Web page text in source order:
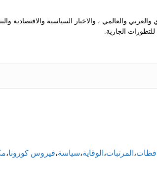
والعالمي ، والاخبار السياسية والاقتصادية
الجارية.
،المرتبات،الوقاية،سياسة،فيروس كورونا،